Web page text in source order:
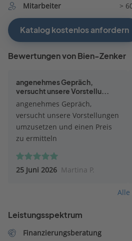
Mitarbeiter
>
Katalog kostenlos anfordern
Bewertungen von Bien-Zenker
angenehmes Gepräch,
versucht unsere Vorstellu...
angenehmes Gepräch,
versucht unsere Vorstellungen
umzusetzen und einen Preis
zu ermitteln
25 Juni 2026 Martina P.
Alle
Leistungsspektrum
Finanzierungsberatung